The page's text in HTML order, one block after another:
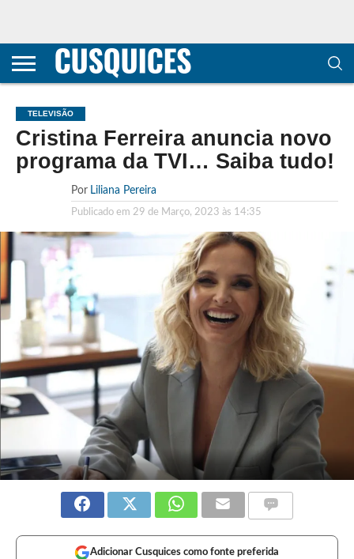
CONTACTOS
HOME
POLÍTICA DE
E COOKIES
SOBRE
TERMOS E
TRANSPARÊNCIA
METODOLOGIA
TELEVISÃO
Cristina Ferreira anuncia novo
programa da TVI… Saiba tudo!
Por Liliana Pereira
Publicado em 29 de Março, 2023 às 14:35
Adicionar Cusquices como fonte preferida